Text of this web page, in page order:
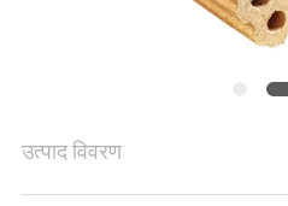
उत्पाद विवरण